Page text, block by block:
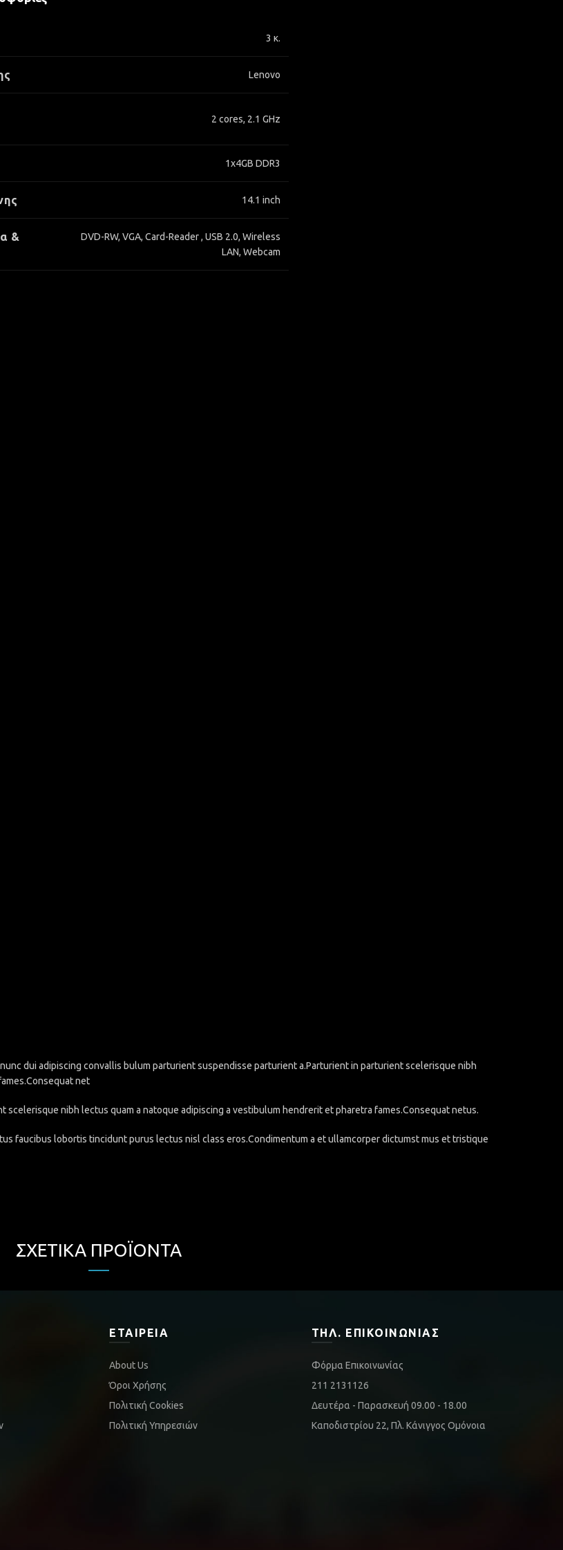
3 κ.
Lenovo
2 cores, 2.1 GHz
1x4GB DDR3
14.1 inch
&
DVD-RW, VGA, Card-Reader , USB 2.0, Wireless
LAN, Webcam
dui adipiscing convallis bulum parturient suspendisse parturient a.Parturient in parturient scelerisque nibh
net
nibh lectus quam a natoque adipiscing a vestibulum hendrerit et pharetra fames.Consequat netus.
faucibus lobortis tincidunt purus lectus nisl class eros.Condimentum a et ullamcorper dictumst mus et tristique
ΣΧΕΤΙΚΆ ΠΡΟΪΌΝΤΑ
ΕΤΑΙΡΕΊΑ
About Us
Όροι Χρήσης
Πολιτική Cookies
Πολιτική Υπηρεσιών
ΤΗΛ. ΕΠΙΚΟΙΝΩΝΊΑΣ
Φόρμα Επικοινωνίας
211 2131126
Δευτέρα - Παρασκευή 09.00 - 18.00
Καποδιστρίου 22, Πλ. Κάνιγγος Ομόνοια